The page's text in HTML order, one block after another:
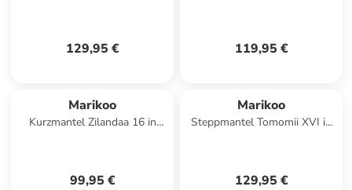
129,95 € 119,95 €
Marikoo
Kurzmantel Zilandaa 16 in
99,95 €
Marikoo
Steppmantel Tomomii XVI in
129,95 €